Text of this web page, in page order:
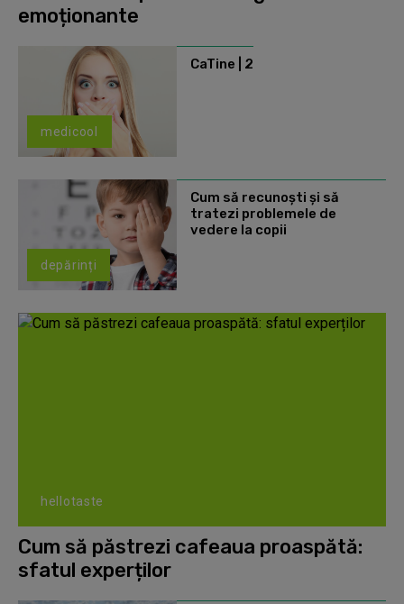
emoționante
medicool
CaTine | 2
depărinți
Cum să recunoști și să
tratezi problemele de
vedere la copii
hellotaste
Cum să păstrezi cafeaua proaspătă:
sfatul experților